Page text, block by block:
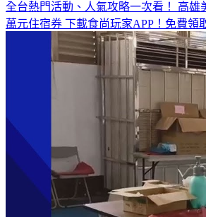
全台熱門活動、人氣攻略一次看！ 高雄
萬元住宿券 下載食尚玩家APP！免費領